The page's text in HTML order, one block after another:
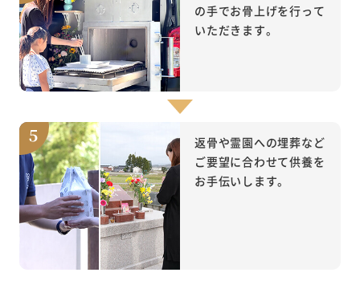
の手でお骨上げを行って
いただきます。
返骨や霊園への埋葬など
ご要望に合わせて供養を
お手伝いします。